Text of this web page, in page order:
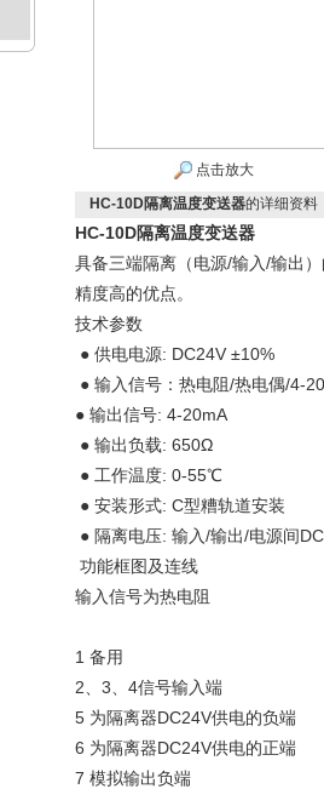
点击放大
HC-10D隔离温度变送器的详细资料
HC-10D隔离温度变送器
具备三端隔离（电源/输入/输出
精度高的优点。
技术参数
● 供电电源: DC24V ±10%
● 输入信号：热电阻/热电偶/4-
● 输出信号: 4-20mA ●
● 输出负载: 650Ω ●
● 工作温度: 0-55℃
● 安装形式: C型糟轨道安装
● 隔离电压: 输入/输出/电源间
功能框图及连线
输入信号为热电阻
1 备用
2、3、4信号输入端
5 为隔离器DC24V供电的负端
6 为隔离器DC24V供电的正端
7 模拟输出负端